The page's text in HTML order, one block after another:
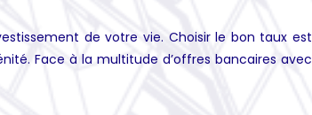
de votre vie. Choisir le bon taux est
Face à la multitude d’offres bancaires avec